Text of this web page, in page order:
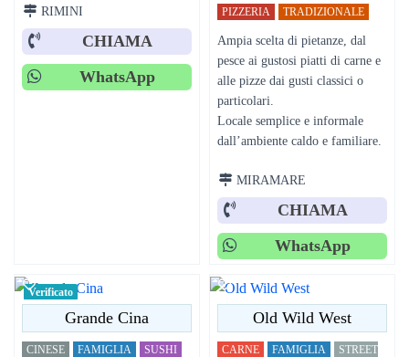
RIMINI
CHIAMA
WhatsApp
PIZZERIA
TRADIZIONALE
Ampia scelta di pietanze, dal
pesce ai gustosi piatti di carne e
alle pizze dai gusti classici o
particolari.
Locale semplice e informale
dall’ambiente caldo e familiare.
MIRAMARE
CHIAMA
WhatsApp
Verificato
Grande Cina
CINESE FAMIGLIA SUSHI
Old Wild West
CARNE FAMIGLIA
STREET